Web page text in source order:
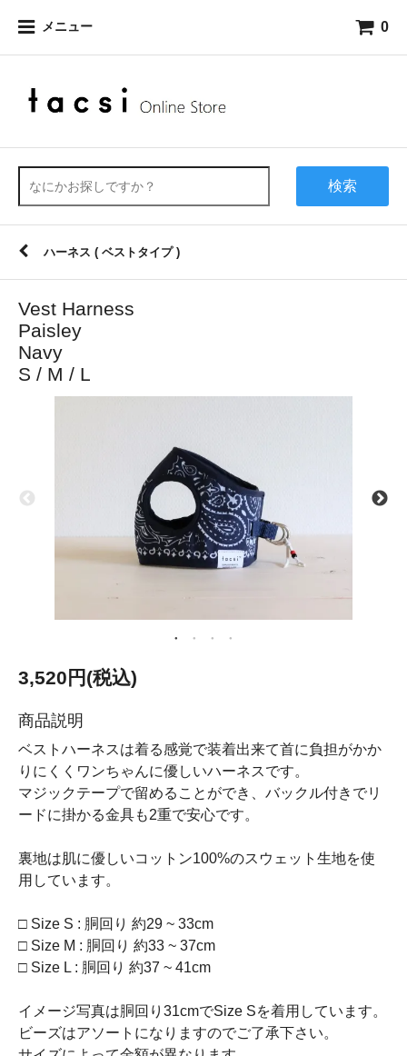
メニュー 0
検索
ハーネス ( ベストタイプ )
Vest Harness
Paisley
Navy
S / M / L
3,520円(税込)
商品説明
ベストハーネスは着る感覚で装着出来て首に負担がかか
りにくくワンちゃんに優しいハーネスです。
マジックテープで留めることができ、バックル付きでリ
ードに掛かる金具も2重で安心です。
裏地は肌に優しいコットン100%のスウェット生地を使
用しています。
□ Size S : 胴回り 約29 ~ 33cm
□ Size M : 胴回り 約33 ~ 37cm
□ Size L : 胴回り 約37 ~ 41cm
イメージ写真は胴回り31cmでSize Sを着用しています。
ビーズはアソートになりますのでご了承下さい。